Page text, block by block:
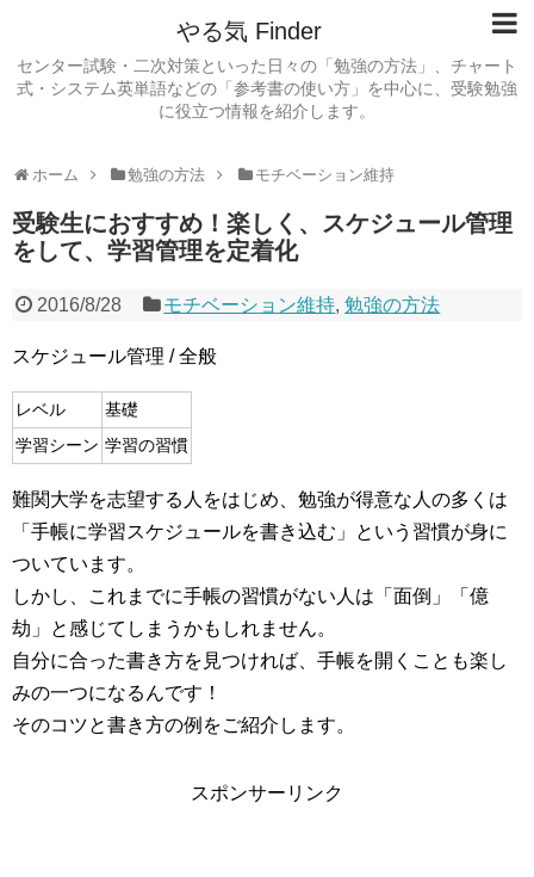
やる気 Finder
センター試験・二次対策といった日々の「勉強の方法」、チャート
式・システム英単語などの「参考書の使い方」を中心に、受験勉強
に役立つ情報を紹介します。
ホーム 勉強の方法 モチベーション維持
受験生におすすめ！楽しく、スケジュール管理
をして、学習管理を定着化
2016/8/28 モチベーション維持,勉強の方法
スケジュール管理 / 全般
レベル
基礎
学習シーン 学習の習慣
難関大学を志望する人をはじめ、勉強が得意な人の多くは
「手帳に学習スケジュールを書き込む」という習慣が身に
ついています。
しかし、これまでに手帳の習慣がない人は「面倒」「億
劫」と感じてしまうかもしれません。
自分に合った書き方を見つければ、手帳を開くことも楽し
みの一つになるんです！
そのコツと書き方の例をご紹介します。
スポンサーリンク